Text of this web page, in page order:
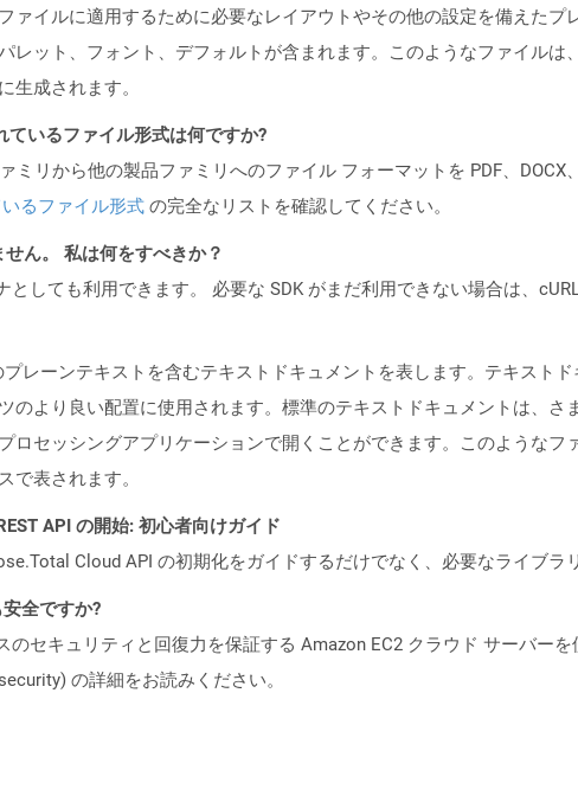
ァイルに適用するために必要なレイアウトやその他の設定を備えたプ
レット、フォント、デフォルトが含まれます。このようなファイルは
生成されます。
ているファイル形式は何ですか?
リから他の製品ファミリへのファイル フォーマットを PDF、DOCX
るファイル形式 の完全なリストを確認してください。
ん。 私は何をすべきか？
しても利用できます。 必要な SDK がまだ利用できない場合は、
レーンテキストを含むテキストドキュメントを表します。テキスト
のより良い配置に使用されます。標準のテキストドキュメントは、さ
ロセッシングアプリケーションで開くことができます。このようなフ
で表されます。
API の開始: 初心者向けガイド
Cloud API の初期化をガイドするだけでなく、必要なライブラ
全ですか?
のセキュリティと回復力を保証する Amazon EC2 クラウド サーバー
の詳細をお読みください。